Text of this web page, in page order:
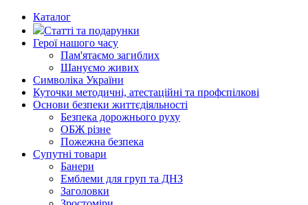
Каталог
Статті та подарунки
Герої нашого часу
Пам'ятаємо загиблих
Шануємо живих
Символіка України
Куточки методичні, атестаційні та профспілкові
Основи безпеки життєдіяльності
Безпека дорожнього руху
ОБЖ різне
Пожежна безпека
Супутні товари
Банери
Емблеми для груп та ДНЗ
Заголовки